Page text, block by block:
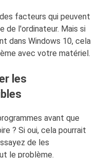
facteurs qui peuvent
de l'ordinateur. Mais si
dans Windows 10, cela
avec votre matériel.
les
avant que
? Si oui, cela pourrait
de les
le problème.